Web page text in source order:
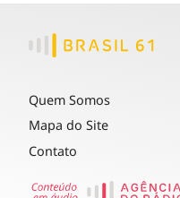
Quem Somos
Mapa do Site
Contato